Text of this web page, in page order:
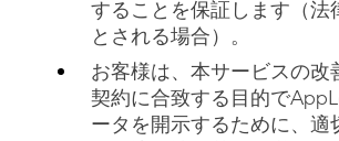
することを保証します（法
とされる場合）。
お客様は、本サービスの改
契約に合致する目的で
ータを開示するために、適